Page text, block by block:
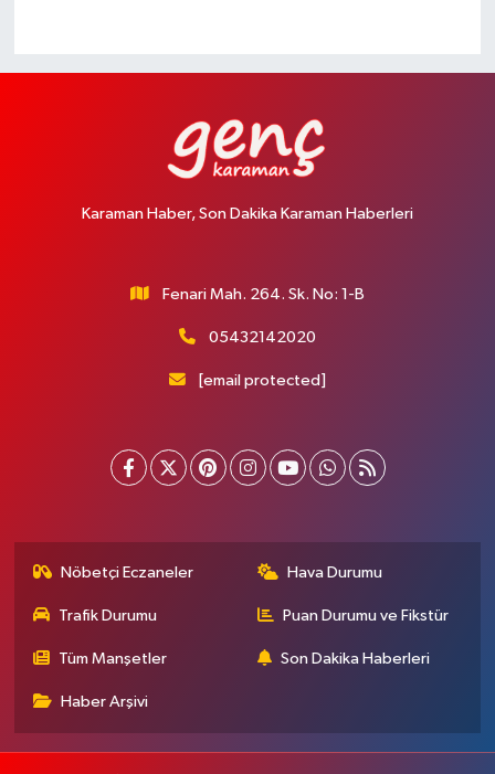
Karaman Haber, Son Dakika Karaman Haberleri
Fenari Mah. 264. Sk. No: 1-B
05432142020
[email protected]
Nöbetçi Eczaneler Hava Durumu
Trafik Durumu Puan Durumu ve Fikstür
Tüm Manşetler Son Dakika Haberleri
Haber Arşivi